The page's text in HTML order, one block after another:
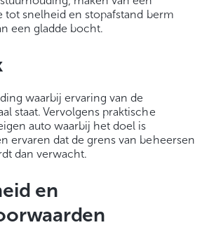
tot snelheid en stopafstand berm
een gladde bocht.
waarbij ervaring van de
staat. Vervolgens praktische
auto waarbij het doel is
ervaren dat de grens van beheersen
dan verwacht.
en